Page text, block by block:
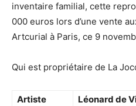
inventaire familial, cette
000 euros lors d’une vente
Artcurial à Paris, ce 9
Qui est propriétaire de La
Artiste
Léonard de